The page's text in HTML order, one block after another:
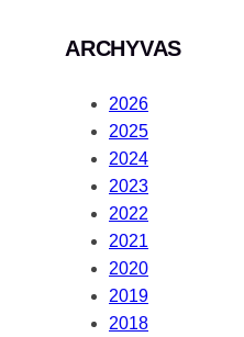
ARCHYVAS
2026
2025
2024
2023
2022
2021
2020
2019
2018